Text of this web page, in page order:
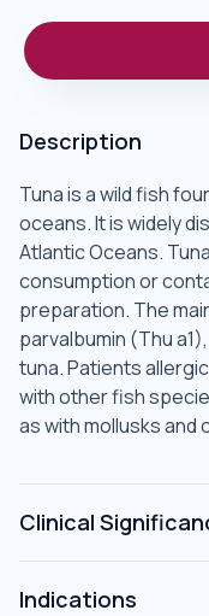
Description
Tuna is a wild fish
oceans. It is widely
Atlantic Oceans.
consumption or
preparation. The
parvalbumin (Thu
tuna. Patients
with other fish
as with mollusks and
Clinical
Indications